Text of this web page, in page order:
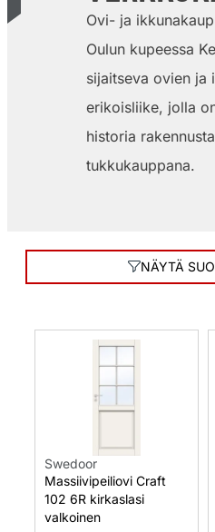
Ovi- ja
Oulun kupeessa
sijaitseva ovien ja
erikoisliike, jolla
historia
tukkukauppana.
NÄYTÄ
Swedoor
Massiivipeiliovi Craft
102 6R kirkaslasi
valkoinen